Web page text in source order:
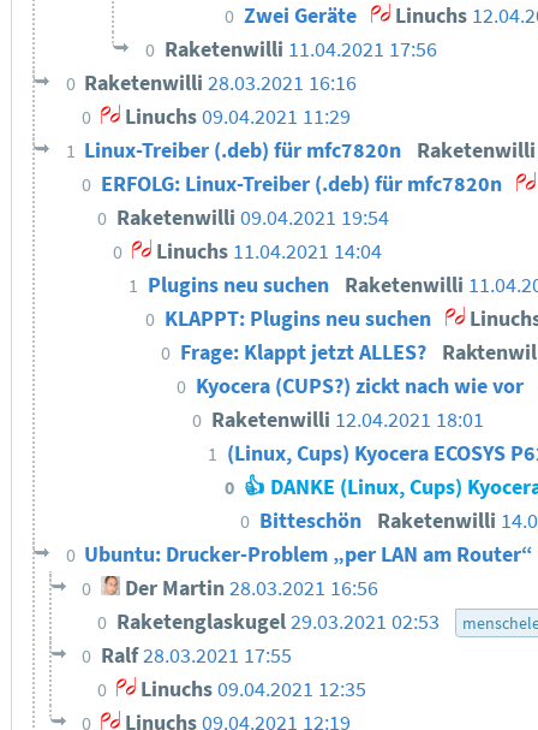
0 Zwei Geräte Linuchs
0 Raketenwilli 11.04.2021 17:56
0 Raketenwilli28.03.2021 16:16
0 Linuchs 09.04.2021 11:29
1 Linux-Treiber (.deb) für mfc7820n
0 ERFOLG: Linux-Treiber (.deb) für mfc7820n
0 Raketenwilli 09.04.2021 19:54
0 Linuchs 11.04.2021 14:04
1 Plugins neu suchen Raketenwilli
0 KLAPPT: Plugins neu suchen
0 Frage: Klappt jetzt ALLES?
0 Kyocera (CUPS?) zickt nach wie vor
0 Raketenwilli 12.04.2021 18:01
1 (Linux, Cups) Kyocera ECOSYS
0 👍 DANKE (Linux, Cups)
0 Bitteschön Raketenwilli
0 Ubuntu: Drucker-Problem „per LAN am
0 Der Martin 28.03.2021 16:56
0 Raketenglaskugel29.03.2021 02:53
0 Ralf28.03.2021 17:55
0 Linuchs09.04.2021 12:35
0 Linuchs 09.04.2021 12:19